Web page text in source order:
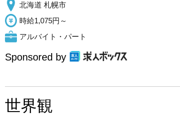
北海道 札幌市
時給1,075円～
アルバイト・パート
Sponsored by
世界観